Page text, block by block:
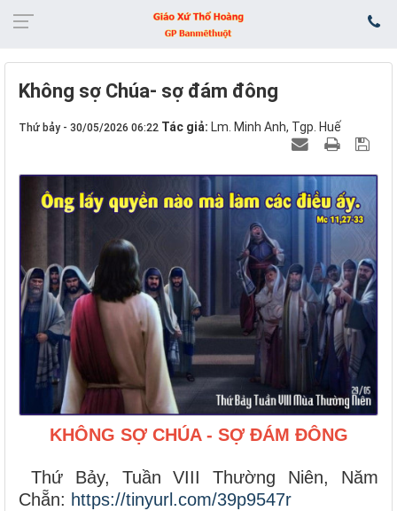
Không sợ Chúa- sợ đám đông
Thứ bảy - 30/05/2026 06:22 Tác giả: Lm. Minh Anh, Tgp. Huế
KHÔNG SỢ CHÚA - SỢ ĐÁM ĐÔNG
Thứ Bảy, Tuần VIII Thường Niên, Năm
Chẵn: https://tinyurl.com/39p9547r